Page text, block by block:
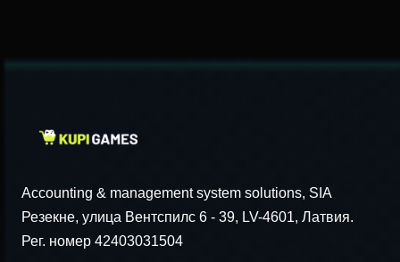
Accounting & management system solutions, SIA
Резекне, улица Вентспилс 6 - 39, LV-4601, Латвия.
Рег. номер 42403031504